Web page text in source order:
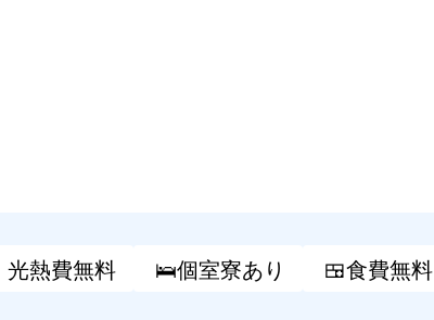
光熱費無料 🛌個室寮あり 🍱食費無料